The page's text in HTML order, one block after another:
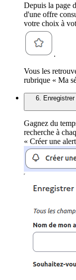
Depuis la page
d'une offre
votre choix à
.
Vous les
rubrique « Ma
6.
Gagnez du
recherche à
« Créer une